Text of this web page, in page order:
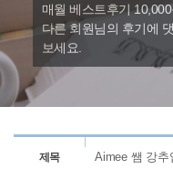
바로가기
매월 베스트후기
다른 회원님의 후기에
보세요.
제목 Aimee 쌤 강추